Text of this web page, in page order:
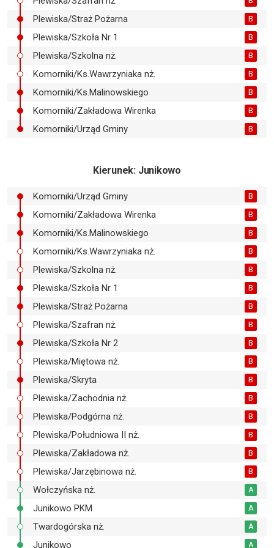
Plewiska/Straż Pożarna B
Plewiska/Szkoła Nr 1 B
Plewiska/Szkolna nż. B
Komorniki/Ks.Wawrzyniaka nż. B
Komorniki/Ks.Malinowskiego B
Komorniki/Zakładowa Wirenka B
Komorniki/Urząd Gminy B
Kierunek: Junikowo
Komorniki/Urząd Gminy B
Komorniki/Zakładowa Wirenka B
Komorniki/Ks.Malinowskiego B
Komorniki/Ks.Wawrzyniaka nż. B
Plewiska/Szkolna nż. B
Plewiska/Szkoła Nr 1 B
Plewiska/Straż Pożarna B
Plewiska/Szafran nż. B
Plewiska/Szkoła Nr 2 B
Plewiska/Miętowa nż. B
Plewiska/Skryta B
Plewiska/Zachodnia nż. B
Plewiska/Podgórna nż. B
Plewiska/Południowa II nż. B
Plewiska/Zakładowa nż. B
Plewiska/Jarzębinowa nż. B
Wołczyńska nż. A
Junikowo PKM A
Twardogórska nż. A
Junikowo A